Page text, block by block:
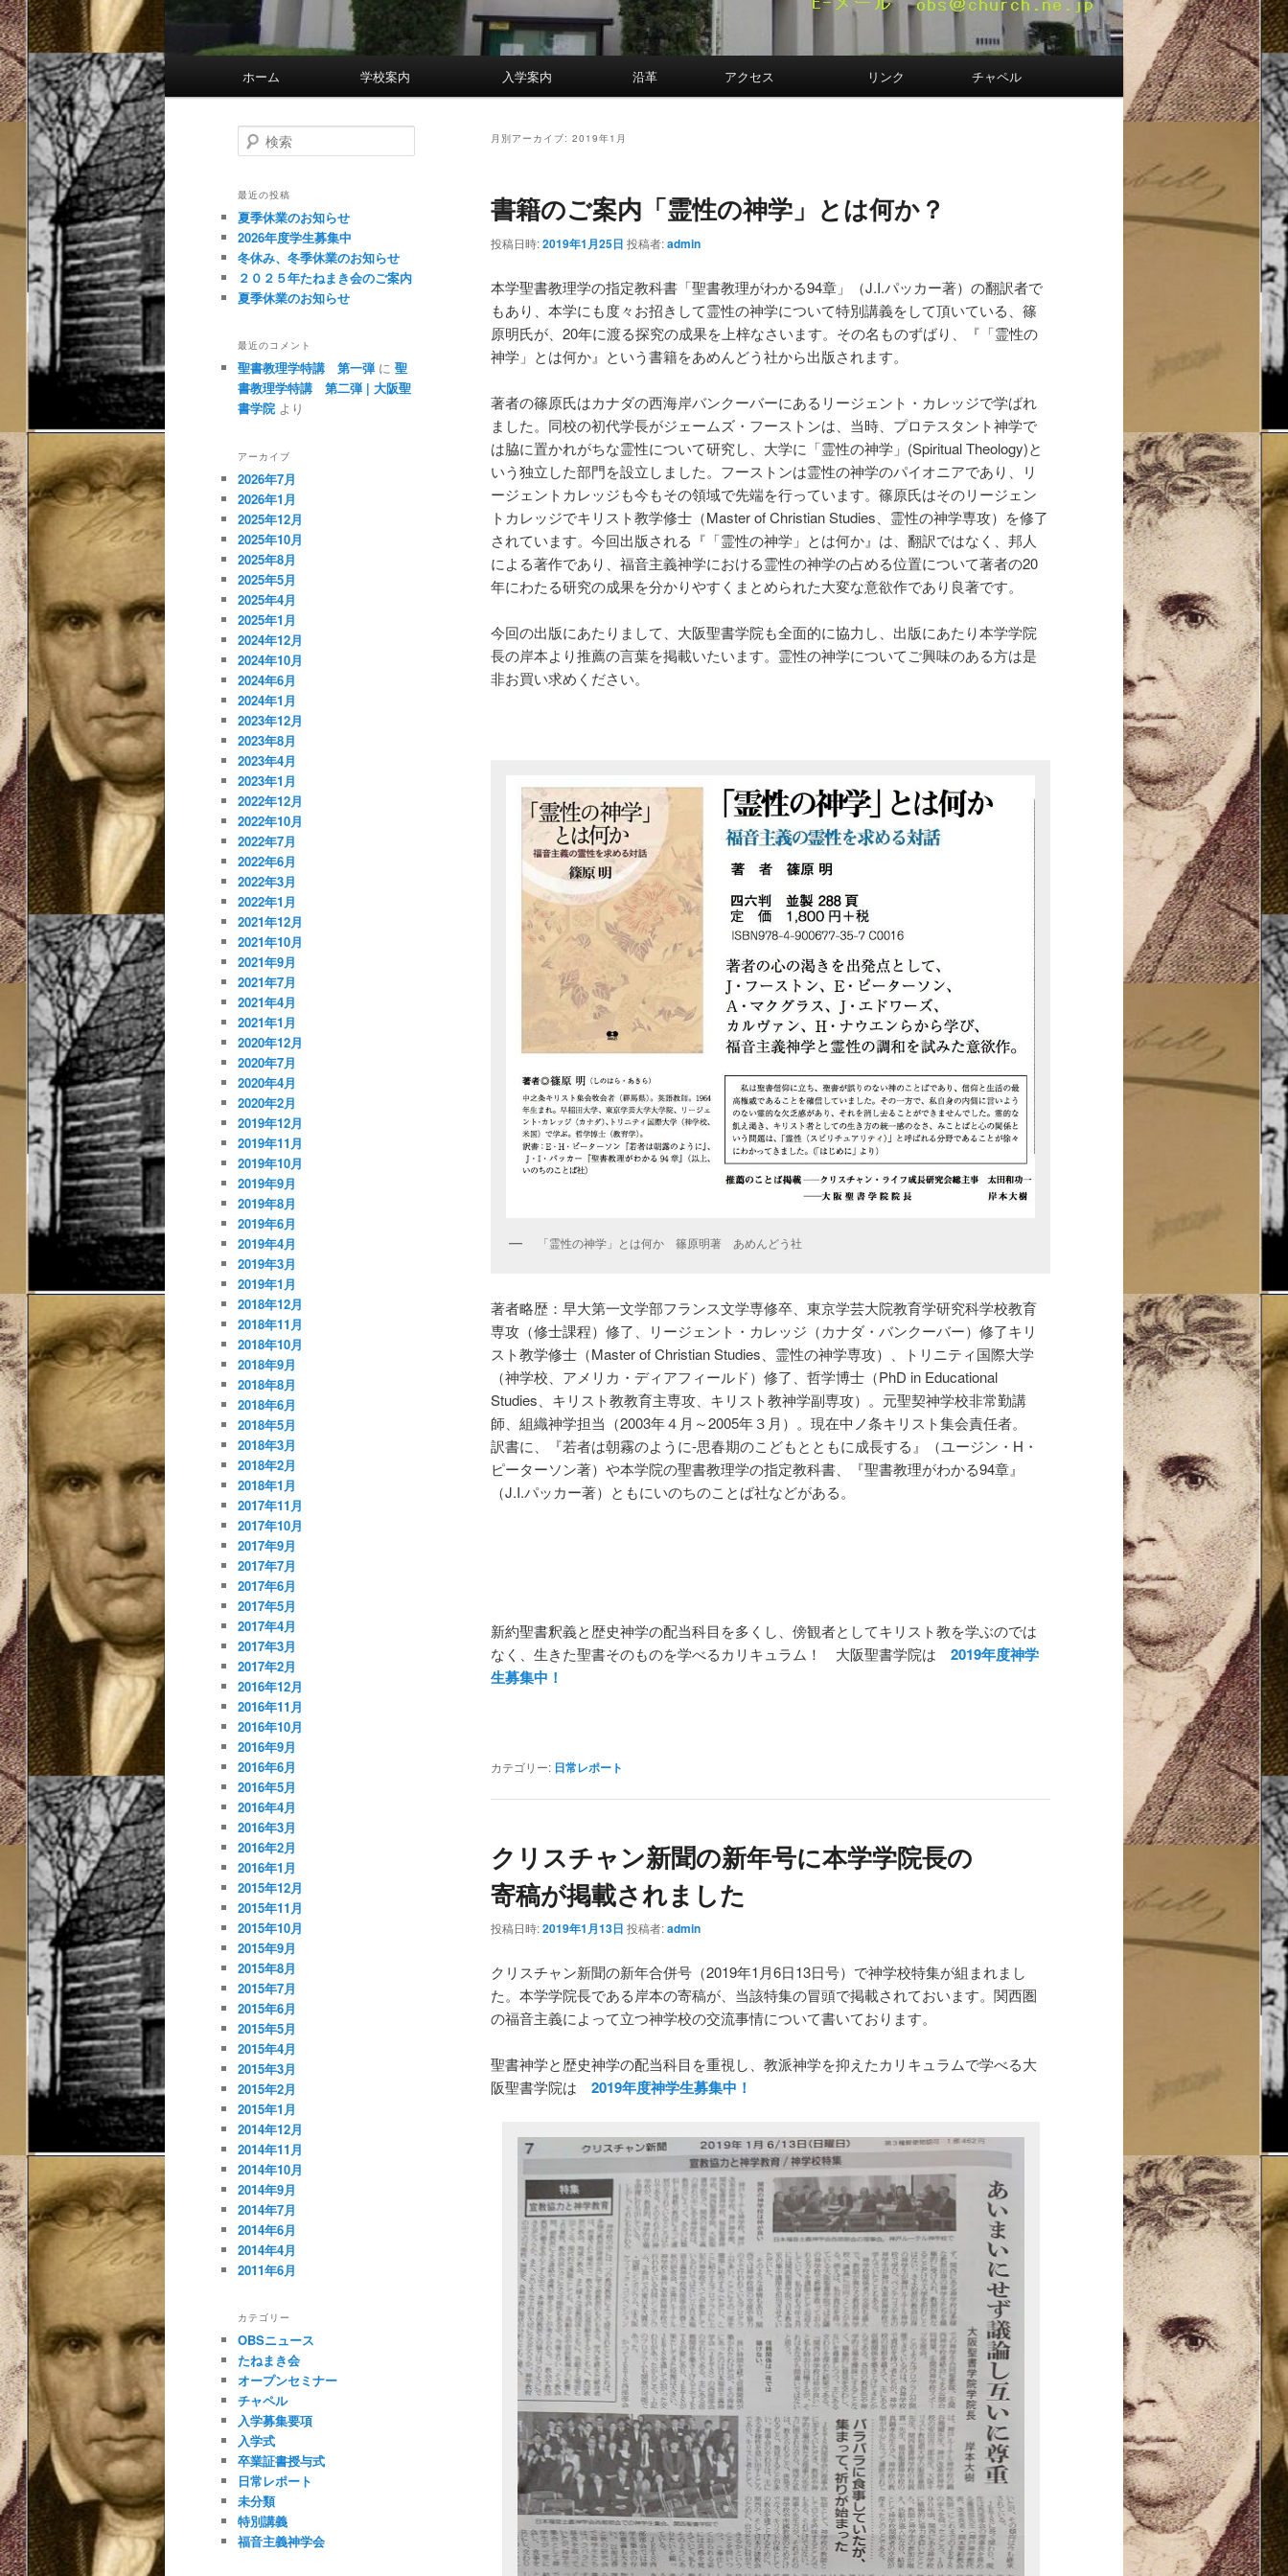
ホーム 学校案内 入学案内 沿革 アクセス リンク チャペル
月別アーカイブ: 2019年1月
書籍のご案内「霊性の神学」とは何か？
投稿日時:2019年1月25日 投稿者:admin
本学聖書教理学の指定教科書「聖書教理がわかる94章」（J.I.パッカー著）の翻訳者で
もあり、本学にも度々お招きして霊性の神学について特別講義をして頂いている、篠
原明氏が、20年に渡る探究の成果を上梓なさいます。その名ものずばり、『「霊性の
神学」とは何か』という書籍をあめんどう社から出版されます。
著者の篠原氏はカナダの西海岸バンクーバーにあるリージェント・カレッジで学ばれ
ました。同校の初代学長がジェームズ・フーストンは、当時、プロテスタント神学で
は脇に置かれがちな霊性について研究し、大学に「霊性の神学」(Spiritual Theology)と
いう独立した部門を設立しました。フーストンは霊性の神学のパイオニアであり、リ
ージェントカレッジも今もその領域で先端を行っています。篠原氏はそのリージェン
トカレッジでキリスト教学修士（Master of Christian Studies、霊性の神学専攻）を修了
されています。今回出版される『「霊性の神学」とは何か』は、翻訳ではなく、邦人
による著作であり、福音主義神学における霊性の神学の占める位置について著者の20
年にわたる研究の成果を分かりやすくまとめられた大変な意欲作であり良著です。
今回の出版にあたりまして、大阪聖書学院も全面的に協力し、出版にあたり本学学院
長の岸本より推薦の言葉を掲載いたいます。霊性の神学についてご興味のある方は是
非お買い求めください。
「霊性の神学」とは何か 篠原明著 あめんどう社
著者略歴：早大第一文学部フランス文学専修卒、東京学芸大院教育学研究科学校教育
専攻（修士課程）修了、リージェント・カレッジ（カナダ・バンクーバー）修了キリ
スト教学修士（Master of Christian Studies、霊性の神学専攻）、トリニティ国際大学
（神学校、アメリカ・ディアフィールド）修了、哲学博士 （PhD in Educational
Studies、キリスト教教育主専攻、キリスト教神学副専攻）。元聖契神学校非常勤講
師、組織神学担当（2003年４月 ～2005年３月）。現在中ノ条キリスト集会責任者。
訳書に、『若者は朝霧のように-思春期のこどもとともに成長する』（ユージン・H・
ピーターソン著）や本学院の聖書教理学の指定教科書、『聖書教理がわかる94章』
（J.I.パッカー著）ともにいのちのことば社などがある。
新約聖書釈義と歴史神学の配当科目を多くし、傍観者としてキリスト教を学ぶのでは
なく、生きた聖書そのものを学べるカリキュラム！ 大阪聖書学院は 2019年度神学
生募集中！
カテゴリー: 日常レポート
クリスチャン新聞の新年号に本学学院長の
寄稿が掲載されました
投稿日時:2019年1月13日 投稿者:admin
クリスチャン新聞の新年合併号（2019年1月6日13日号）で神学校特集が組まれまし
た。本学学院長である岸本の寄稿が、当該特集の冒頭で掲載されておいます。関西圏
の福音主義によって立つ神学校の交流事情について書いております。
聖書神学と歴史神学の配当科目を重視し、教派神学を抑えたカリキュラムで学べる大
阪聖書学院は 2019年度神学生募集中！
検
索
最近の投稿
夏季休業のお知らせ
2026年度学生募集中
冬休み、冬季休業のお知らせ
２０２５年たねまき会のご案内
夏季休業のお知らせ
最近のコメント
聖書教理学特講 第一弾 に 聖
書教理学特講 第二弾 | 大阪聖
書学院 より
アーカイブ
2026年7月
2026年1月
2025年12月
2025年10月
2025年8月
2025年5月
2025年4月
2025年1月
2024年12月
2024年10月
2024年6月
2024年1月
2023年12月
2023年8月
2023年4月
2023年1月
2022年12月
2022年10月
2022年7月
2022年6月
2022年3月
2022年1月
2021年12月
2021年10月
2021年9月
2021年7月
2021年4月
2021年1月
2020年12月
2020年7月
2020年4月
2020年2月
2019年12月
2019年11月
2019年10月
2019年9月
2019年8月
2019年6月
2019年4月
2019年3月
2019年1月
2018年12月
2018年11月
2018年10月
2018年9月
2018年8月
2018年6月
2018年5月
2018年3月
2018年2月
2018年1月
2017年11月
2017年10月
2017年9月
2017年7月
2017年6月
2017年5月
2017年4月
2017年3月
2017年2月
2016年12月
2016年11月
2016年10月
2016年9月
2016年6月
2016年5月
2016年4月
2016年3月
2016年2月
2016年1月
2015年12月
2015年11月
2015年10月
2015年9月
2015年8月
2015年7月
2015年6月
2015年5月
2015年4月
2015年3月
2015年2月
2015年1月
2014年12月
2014年11月
2014年10月
2014年9月
2014年7月
2014年6月
2014年4月
2011年6月
カテゴリー
OBSニュース
たねまき会
オープンセミナー
チャペル
入学募集要項
入学式
卒業証書授与式
日常レポート
未分類
特別講義
福音主義神学会